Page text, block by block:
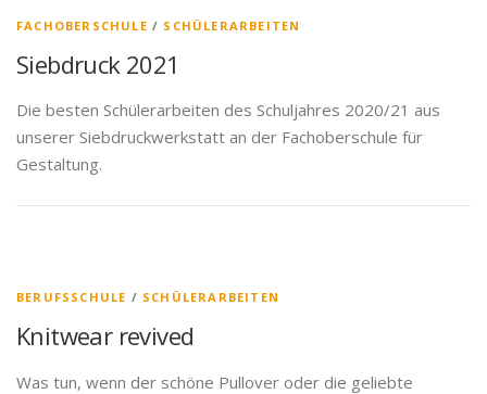
FACHOBERSCHULE / SCHÜLERARBEITEN
Siebdruck 2021
Die besten Schülerarbeiten des Schuljahres 2020/21 aus
unserer Siebdruckwerkstatt an der Fachoberschule für
Gestaltung.
BERUFSSCHULE / SCHÜLERARBEITEN
Knitwear revived
Was tun, wenn der schöne Pullover oder die geliebte